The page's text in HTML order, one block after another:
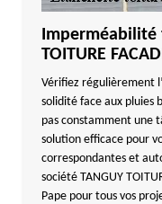
Imperméabilité
TOITURE
Vérifiez régulièrement
solidité face aux pluies
pas constamment une
solution efficace pour
correspondantes et
société TANGUY
Pape pour tous vos